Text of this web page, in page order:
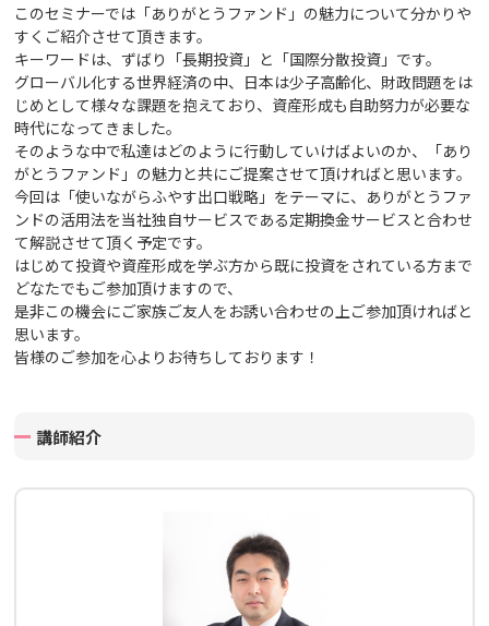
このセミナーでは「ありがとうファンド」の魅力について分かりや
すくご紹介させて頂きます。
キーワードは、ずばり「長期投資」と「国際分散投資」です。
グローバル化する世界経済の中、日本は少子高齢化、財政問題をは
じめとして様々な課題を抱えており、資産形成も自助努力が必要な
時代になってきました。
そのような中で私達はどのように行動していけばよいのか、「あり
がとうファンド」の魅力と共にご提案させて頂ければと思います。
今回は「使いながらふやす出口戦略」をテーマに、ありがとうファ
ンドの活用法を当社独自サービスである定期換金サービスと合わせ
て解説させて頂く予定です。
はじめて投資や資産形成を学ぶ方から既に投資をされている方まで
どなたでもご参加頂けますので、
是非この機会にご家族ご友人をお誘い合わせの上ご参加頂ければと
思います。
皆様のご参加を心よりお待ちしております！
講師紹介